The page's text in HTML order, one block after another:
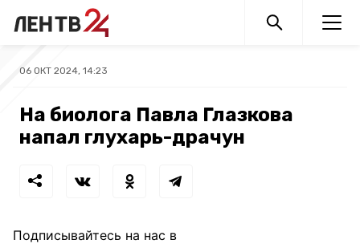
06 ОКТ 2024, 14:23
На биолога Павла Глазкова
напал глухарь-драчун
Подписывайтесь на нас в